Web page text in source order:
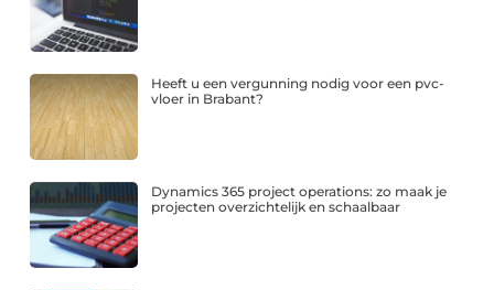
Heeft u een vergunning nodig voor een pvc-
vloer in Brabant?
Dynamics 365 project operations: zo maak je
projecten overzichtelijk en schaalbaar